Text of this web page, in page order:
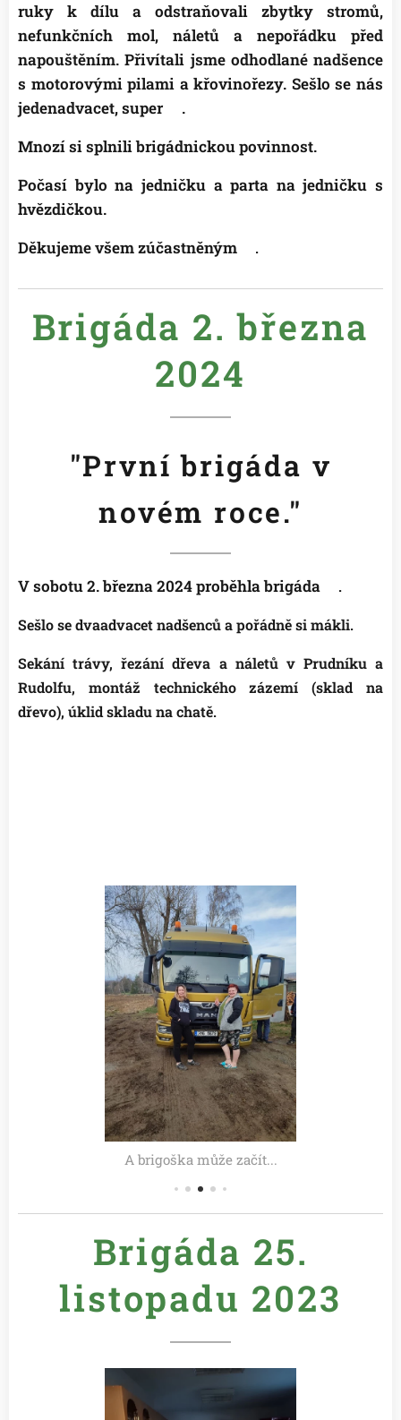
ruky k dílu a odstraňovali zbytky stromů,
nefunkčních mol, náletů a nepořádku před
napouštěním. Přivítali jsme odhodlané nadšence
s motorovými pilami a křovinořezy. Sešlo se nás
jedenadvacet, super👍.
Mnozí si splnili brigádnickou povinnost.
Počasí bylo na jedničku a parta na jedničku s
hvězdičkou.
Děkujeme všem zúčastněným
.
Brigáda 2. března
2024
"První brigáda v
novém roce."
V sobotu 2. března 2024 proběhla brigáda 😉.
Sešlo se dvaadvacet nadšenců a pořádně si mákli.
Sekání trávy, řezání dřeva a náletů v Prudníku a
Rudolfu, montáž technického zázemí (sklad na
dřevo), úklid skladu na chatě.
A brigoška může začít...
Brigáda 25.
listopadu 2023